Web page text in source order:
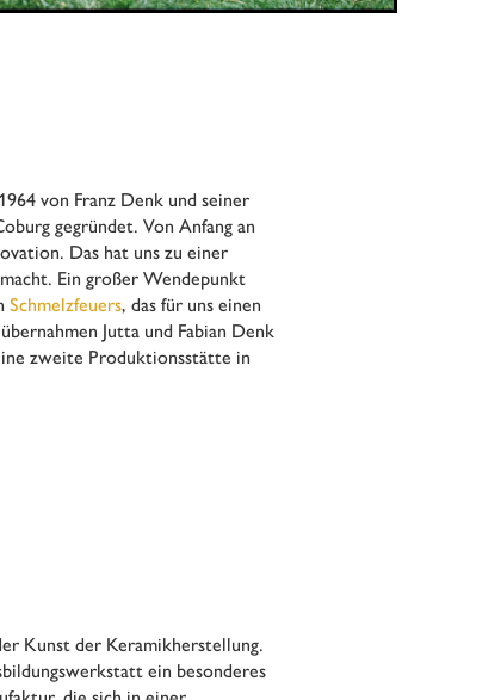
von Franz Denk und seiner
gegründet. Von Anfang an
Das hat uns zu einer
Ein großer Wendepunkt
Schmelzfeuers, das für uns einen
Jutta und Fabian Denk
zweite Produktionsstätte in
Kunst der Keramikherstellung.
ein besonderes